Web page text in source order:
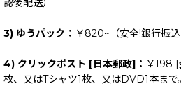
認後配送）
3) ゆうパック： ￥820~（安全!銀行振
4) クリックポスト [日本郵政]： ￥198 [
枚、又はTシャツ1枚、又はDVD1本ま